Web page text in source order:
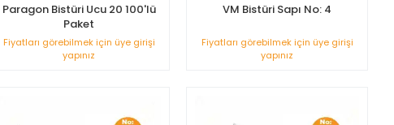
Paragon Bistüri Ucu 20 100'lü
Paket
Fiyatları görebilmek için üye girişi
yapınız
VM Bistüri Sapı No: 4
Fiyatları görebilmek için üye girişi
yapınız